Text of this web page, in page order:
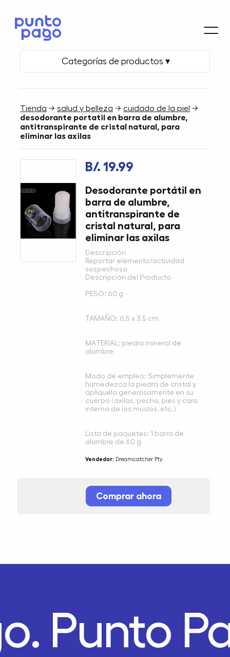
Categorías de productos ▾
Tienda →salud y belleza →cuidado de la piel →
desodorante portatil en barra de alumbre,
antitranspirante de cristal natural, para
eliminar las axilas
B/. 19.99
Desodorante portátil en
barra de alumbre,
antitranspirante de
cristal natural, para
eliminar las axilas
Descripción
Reportar elemento/actividad
sospechosa
Descripción del Producto
PESO: 60 g
TAMAÑO: 6,5 x 3,5 cm
MATERIAL: piedra mineral de
alumbre
Modo de empleo: Simplemente
humedezca la piedra de cristal y
aplíquela generosamente en su
cuerpo (axilas, pecho, pies y cara
interna de los muslos, etc.)
Lista de paquetes: 1 barra de
alumbre de 60 g
Vendedor: Dreamcatcher Pty
Comprar ahora
Punto